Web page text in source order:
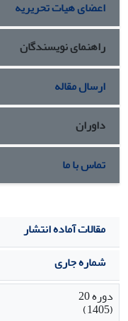
است که ادعایی نو و
داشته باشد و
هستند.
اعضای هیات تحریریه
راهنمای نویسندگان
ارسال مقاله
داوران
تماس با ما
مقالات آماده انتشار
شماره جاری
دوره 20
(1405)